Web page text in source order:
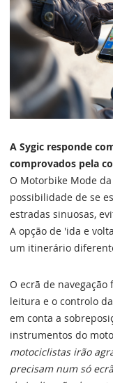
A Sygic responde
comprovados pela
O Motorbike Mode da
possibilidade de se
estradas sinuosas,
A opção de 'ida e
um itinerário
O ecrã de
leitura e o controlo
em conta a
instrumentos do
motociclistas irão
precisam num só